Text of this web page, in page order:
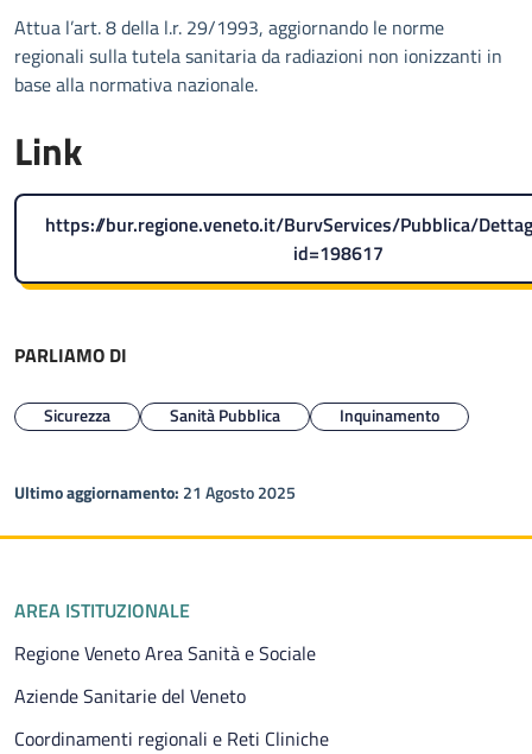
Attua l’art. 8 della l.r. 29/1993, aggiornando le norme
regionali sulla tutela sanitaria da radiazioni non ionizzanti in
base alla normativa nazionale.
Link
https://bur.regione.veneto.it/BurvServices/Pubblica/
id=198617
PARLIAMO DI
Sicurezza Sanità Pubblica Inquinamento
Ultimo aggiornamento: 21 Agosto 2025
Piè di pagina
AREA ISTITUZIONALE
Regione Veneto Area Sanità e Sociale
Aziende Sanitarie del Veneto
Coordinamenti regionali e Reti Cliniche